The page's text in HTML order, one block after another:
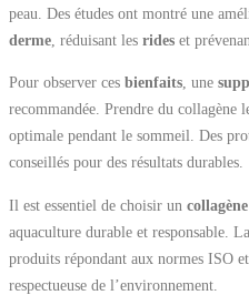
peau. Des études ont montré une
derme , réduisant les rides et
Pour observer ces bienfaits, une
recommandée. Prendre du collagène
optimale pendant le sommeil. Des
conseillés pour des résultats durables.
Il est essentiel de choisir un
aquaculture durable et responsable.
produits répondant aux normes ISO
respectueuse de l’environnement.